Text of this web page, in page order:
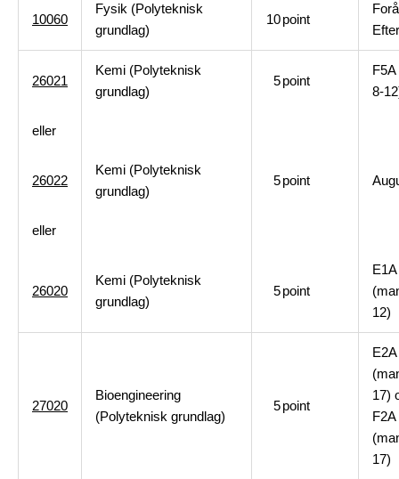
10060
Fysik (Polyteknisk
grundlag)
10point
26021
Kemi (Polyteknisk
grundlag)
5point
8-
eller
26022
Kemi (Polyteknisk
grundlag)
5point
eller
26020
Kemi (Polyteknisk
grundlag)
5point
E1A
12)
27020
Bioengineering
(Polyteknisk grundlag)
5point
E2A
17)
F2A
17)